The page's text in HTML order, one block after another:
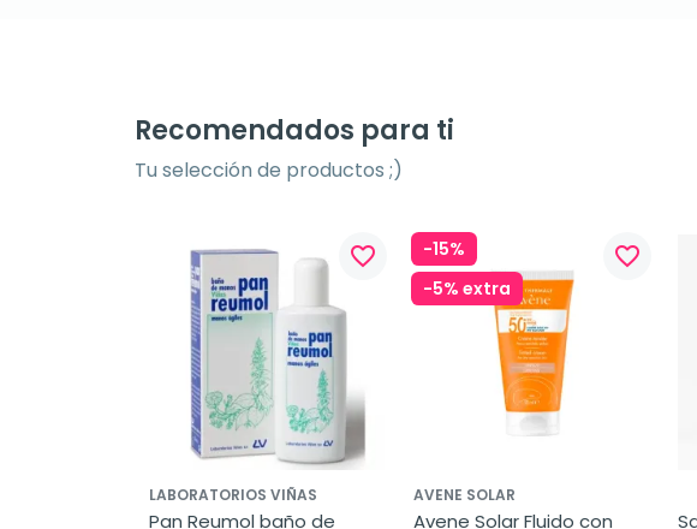
Recomendados para ti
Tu selección de productos ;)
favorite_border
LABORATORIOS VIÑAS
Pan Reumol baño de
-15%
-5% extra
favorite_border
AVENE SOLAR
Avene Solar Fluido con